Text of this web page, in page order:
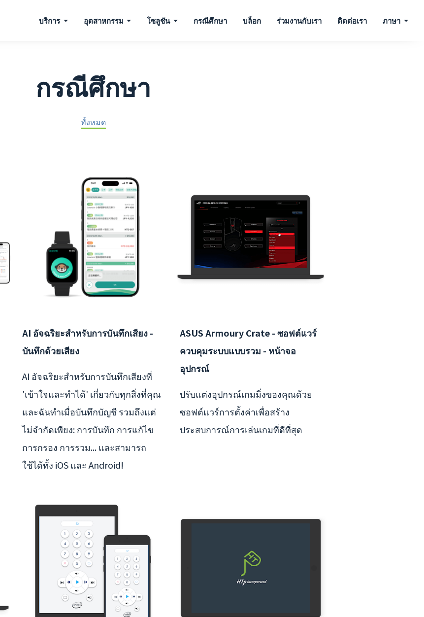
บริการ อุตสาหกรรม โซลูชัน กรณีศึกษา บล็อก ร่วมงานกับเรา ติดต่อเรา ภาษา
กรณีศึกษา
ทั้งหมด
AI อัจฉริยะสำหรับการบันทึกเสียง -
บันทึกด้วยเสียง
AI อัจฉริยะสำหรับการบันทึกเสียงที่
'เข้าใจและทำได้' เกี่ยวกับทุกสิ่งที่คุณ
และฉันทำเมื่อบันทึกบัญชี รวมถึงแต่
ไม่จำกัดเพียง: การบันทึก การแก้ไข
การกรอง การรวม... และสามารถ
ใช้ได้ทั้ง iOS และ Android!
ASUS Armoury Crate - ซอฟต์แวร์
ควบคุมระบบแบบรวม - หน้าจอ
อุปกรณ์
ปรับแต่งอุปกรณ์เกมมิ่งของคุณด้วย
ซอฟต์แวร์การตั้งค่าเพื่อสร้าง
ประสบการณ์การเล่นเกมที่ดีที่สุด